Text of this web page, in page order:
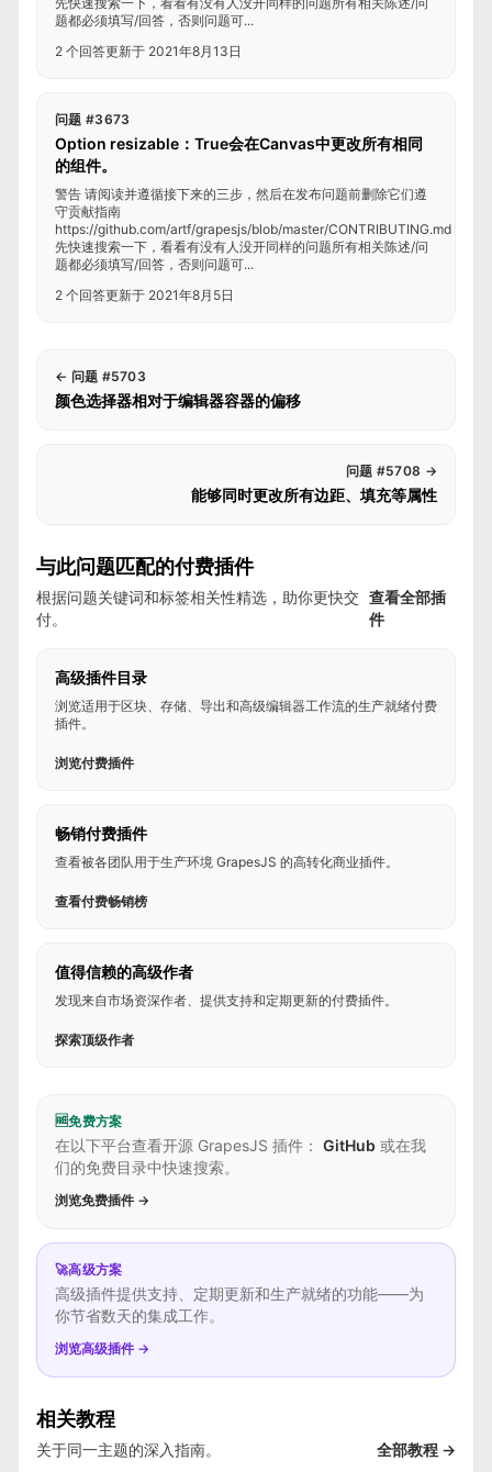
题都必须填写/回答，否则问题可...
2 个回答更新于 2021年8月13日
问题 #3673
Option resizable：True会在Canvas中更改所有相同
的组件。
警告 请阅读并遵循接下来的三步，然后在发布问题前删除它们遵
守贡献指南
https://github.com/artf/grapesjs/blob/master/CONTRIBUTING.md
先快速搜索一下，看看有没有人没开同样的问题所有相关陈述/问
题都必须填写/回答，否则问题可...
2 个回答更新于 2021年8月5日
← 问题 #5703
颜色选择器相对于编辑器容器的偏移
问题 #5708 →
能够同时更改所有边距、填充等属性
与此问题匹配的付费插件
根据问题关键词和标签相关性精选，助你更快交
付。
查看全部插
件
高级插件目录
浏览适用于区块、存储、导出和高级编辑器工作流的生产就绪付费
插件。
浏览付费插件
畅销付费插件
查看被各团队用于生产环境 GrapesJS 的高转化商业插件。
查看付费畅销榜
值得信赖的高级作者
发现来自市场资深作者、提供支持和定期更新的付费插件。
探索顶级作者
🆓免费方案
在以下平台查看开源 GrapesJS 插件： GitHub 或在我
们的免费目录中快速搜索。
浏览免费插件 →
🚀高级方案
高级插件提供支持、定期更新和生产就绪的功能——为
你节省数天的集成工作。
浏览高级插件 →
相关教程
关于同一主题的深入指南。 全部教程 →